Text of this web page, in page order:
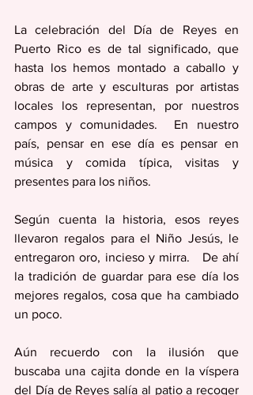
La celebración del Día de Reyes en
Puerto Rico es de tal significado, que
hasta los hemos montado a caballo y
obras de arte y esculturas por artistas
locales los representan, por nuestros
campos y comunidades.  En nuestro
país, pensar en ese día es pensar en
música y comida típica, visitas y
presentes para los niños.
Según cuenta la historia, esos reyes
llevaron regalos para el Niño Jesús, le
entregaron oro, incieso y mirra.   De ahí
la tradición de guardar para ese día los
mejores regalos, cosa que ha cambiado
un poco.
Aún recuerdo con la ilusión que
buscaba una cajita donde en la víspera
del Día de Reyes salía al patio a recoger